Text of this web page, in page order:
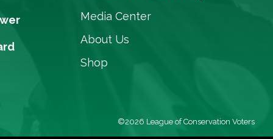
Media Center
About Us
Shop
©2026 League of Conservation Voters